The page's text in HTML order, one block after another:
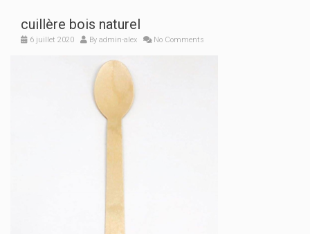
cuillère bois naturel
6 juillet 2020 By admin-alex No Comments